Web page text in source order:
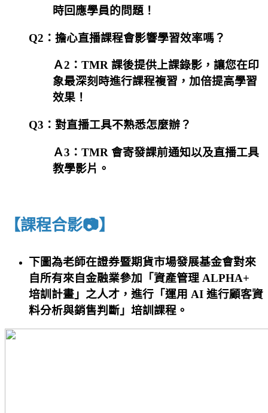
時回應學員的問題！
Q2：擔心直播課程會影響學習效率嗎？
Ａ2：TMR 課後提供上課錄影，讓您在印
象最深刻時進行課程複習，加倍提高學習
效果！
Q3：對直播工具不熟悉怎麼辦？
Ａ3：TMR 會寄發課前通知以及直播工具
教學影片。
【課程合影📷】
下圖為老師在證券暨期貨市場發展基金會對來
自所有來自金融業參加「資產管理 ALPHA+
培訓計畫」之人才，進行「運用 AI 進行顧客資
料分析與銷售判斷」培訓課程。